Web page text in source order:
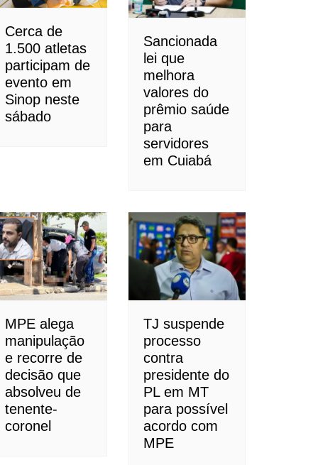
Cerca de
1.500 atletas
participam de
evento em
Sinop neste
sábado
Sancionada
lei que
melhora
valores do
prêmio saúde
para
servidores
em Cuiabá
MPE alega
manipulação
e recorre de
decisão que
absolveu de
tenente-
coronel
TJ suspende
processo
contra
presidente do
PL em MT
para possível
acordo com
MPE